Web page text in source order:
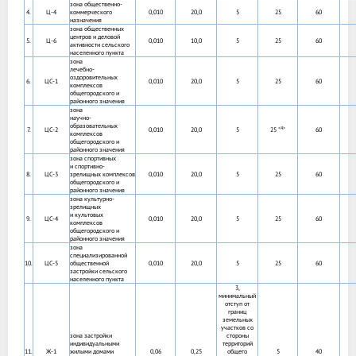
4. Ц-4
зона общественно-
коммерческого
назначения
0,010 20,0 5 25 60
5. Ц-6
зона общественных
центров и деловой
активности сельского
населенного пункта
0,010 10,0 5 25 60
6. ЦС-1
зона
лечебно-
оздоровительных
комплексов
общегородского и
районного значения
0,010 20,0 5 25 60
7. ЦС-2
зона
научно-
образовательных
комплексов
общегородского и
районного значения
0,010 20,0 5 25 <4> 60
8. ЦС-3
зона спортивных
и спортивно-
зрелищных комплексов
общегородского и
районного значения
0,010 20,0 5 25 60
9. ЦС-4
зона культурно-
зрелищных
и культовых
комплексов
общегородского и
районного значения
0,010 20,0 5 25 60
10. ЦС-5
зона
специализированной
общественной
застройки сельского
населенного пункта
0,010 20,0 5 25 60
11. Ж-1
зона застройки
индивидуальными
жилыми домами
0,06 0,25
3,
минимальный
отступ от
границ
земельных
участков со
стороны
территорий
общего
5 40